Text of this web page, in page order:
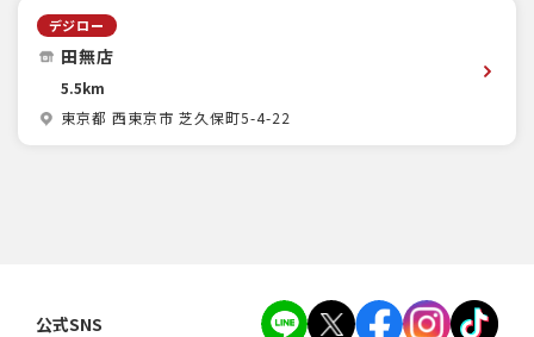
デジロー
田無店
5.5km
東京都 西東京市 芝久保町5-4-22
公式SNS